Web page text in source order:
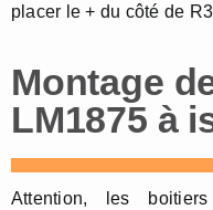
placer le + du côté de
Montage
LM1875 à
Attention, les